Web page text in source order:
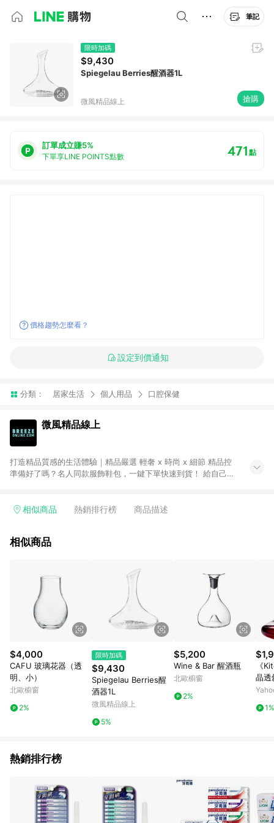
筆記
限時加碼
$9,430
Spiegelau Berries醒酒器1L
微風精品線上 搶購
訂單成立賺5%
下單享LINE POINTS點數 471點
價格趨勢怎麼看？
設定到價通知
分類： 居家生活 個人用品 口腔保健
微風精品線上
打造精品質感的生活體驗｜精品嚴選 輕奢 x 時尚 x 細節 精品控
準備好了嗎？名人同款服飾鞋包，一鍵下單快速到貨！ 給自己一
一瀏覽器於 24 小時內結帳才享有回饋，點數將於廠商出貨後 30
Breeze Beauty；其餘商品皆不享點數回饋。）
相似商品 熱銷排行榜 商品描述
相似商品
$4,000
CAFU 玻璃花器（透
明、小）
北歐櫥窗
2%
限時加碼
$9,430
Spiegelau Berries醒
酒器1L
微風精品線上
5%
$5,200
Wine & Bar 醒酒瓶
北歐櫥窗
2%
《
晶透
醒酒
1%
熱銷排行榜